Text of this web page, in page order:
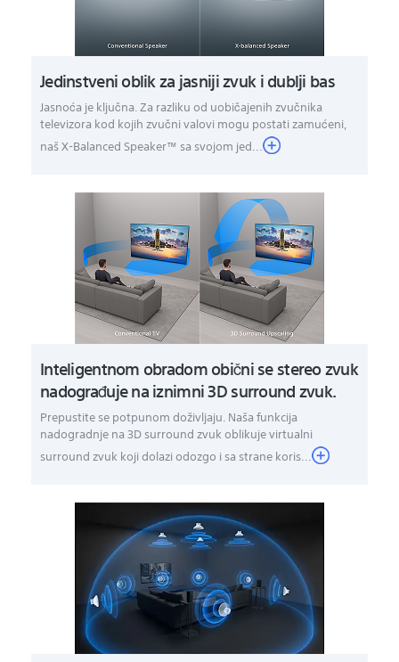
Jedinstveni oblik za jasniji zvuk i dublji bas
Jasnoća je ključna. Za razliku od uobičajenih zvučnika
televizora kod kojih zvučni valovi mogu postati zamućeni,
naš X-Balanced Speaker™ sa svojom jed...
Inteligentnom obradom obični se stereo zvuk
nadograđuje na iznimni 3D surround zvuk.
Prepustite se potpunom doživljaju. Naša funkcija
nadogradnje na 3D surround zvuk oblikuje virtualni
surround zvuk koji dolazi odozgo i sa strane koris...